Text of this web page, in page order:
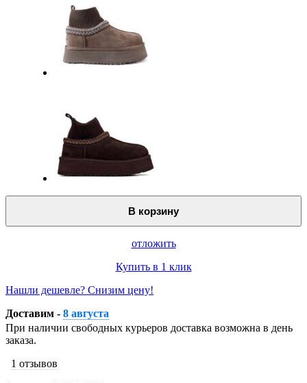
В корзину
отложить
Купить в 1 клик
Нашли дешевле? Снизим цену!
Доставим - 8 августа
При наличии свободных курьеров доставка возможна в день
заказа.
1 отзывов